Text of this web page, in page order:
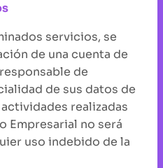
servicios, se
de una cuenta de
de
de sus datos de
realizadas
Empresarial no será
uso indebido de la